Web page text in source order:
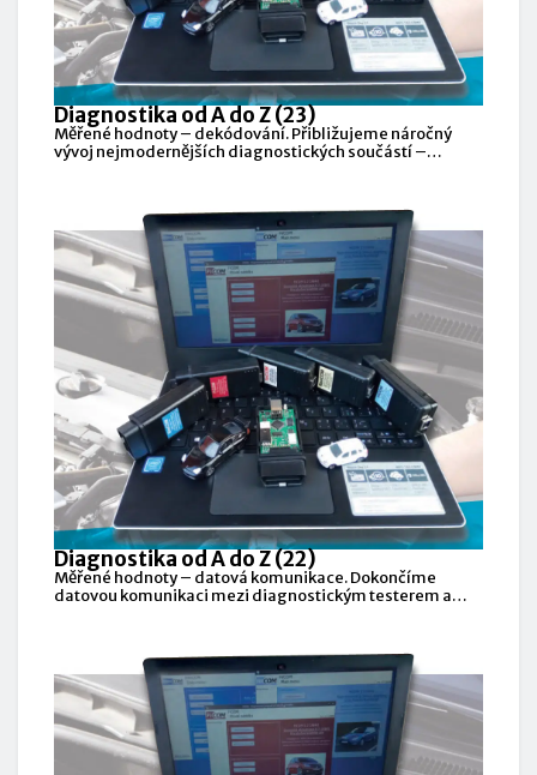
Diagnostika od A do Z (23)
Měřené hodnoty – dekódování. Přibližujeme náročný
vývoj nejmodernějších diagnostických součástí –
Diagnostika od A do Z (22)
Měřené hodnoty – datová komunikace. Dokončíme
datovou komunikaci mezi diagnostickým testerem a